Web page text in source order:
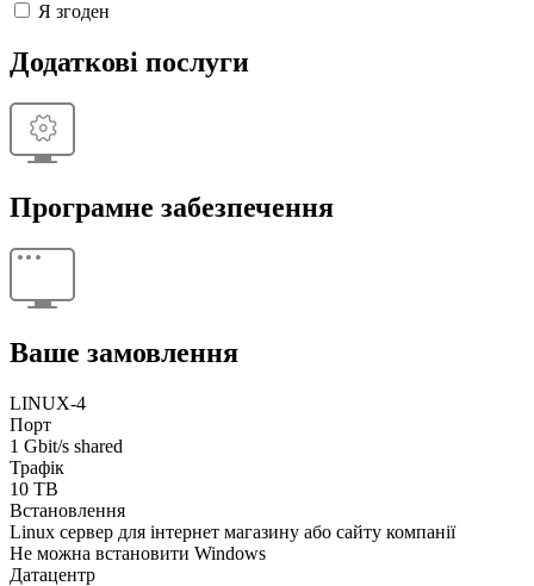
Я згоден
Додаткові послуги
Програмне забезпечення
Ваше замовлення
LINUX-4
Порт
1 Gbit/s shared
Трафік
10 TB
Встановлення
Linux сервер для інтернет магазину або сайту компанії
Не можна встановити Windows
Датацентр